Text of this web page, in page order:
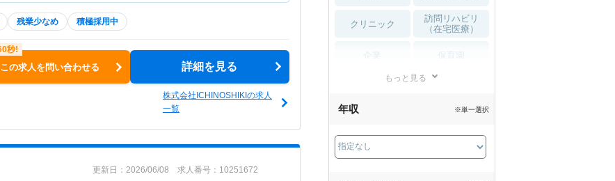
残業少なめ 積極採用中
この求人を問い合わせる 詳細を見る
株式会社ICHINOSHIKIの求人
一覧
更新日：2026/06/08 求人番号：10251672
クリニック
訪問リハビリ
（在宅医療）
薬局・
もっと見る
年収 ※単一選択